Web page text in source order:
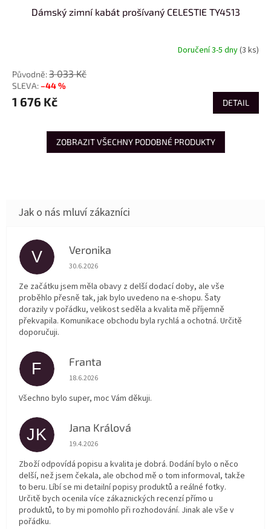
Dámský zimní kabát prošívaný CELESTIE TY4513
Doručení 3-5 dny(3 ks)
3 033 Kč
–44 %
1 676 Kč DETAIL
ZOBRAZIT VŠECHNY PODOBNÉ PRODUKTY
V Veronika
Hodnocení obchodu je 5 z 5 hvězdiček.
30.6.2026
Ze začátku jsem měla obavy z delší dodací doby, ale vše
proběhlo přesně tak, jak bylo uvedeno na e-shopu. Šaty
dorazily v pořádku, velikost seděla a kvalita mě příjemně
překvapila. Komunikace obchodu byla rychlá a ochotná. Určitě
doporučuji.
F Franta
Hodnocení obchodu je 5 z 5 hvězdiček.
18.6.2026
Všechno bylo super, moc Vám děkuji.
JK Jana Králová
Hodnocení obchodu je 5 z 5 hvězdiček.
19.4.2026
Zboží odpovídá popisu a kvalita je dobrá. Dodání bylo o něco
delší, než jsem čekala, ale obchod mě o tom informoval, takže
to beru. Líbí se mi detailní popisy produktů a reálné fotky.
Určitě bych ocenila více zákaznických recenzí přímo u
produktů, to by mi pomohlo při rozhodování. Jinak ale vše v
pořádku.